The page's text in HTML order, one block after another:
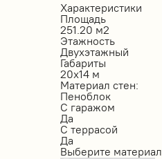
Характеристики
Площадь
251.20 м2
Этажность
Двухэтажный
Габариты
20х14 м
Материал стен:
Пеноблок
С гаражом
Да
С террасой
Да
Выберите материал